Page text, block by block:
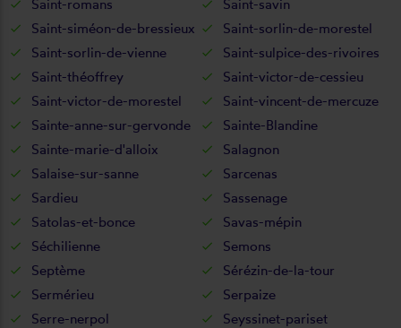
Saint-romans
Saint-savin
Saint-siméon-de-bressieux
Saint-sorlin-de-morestel
Saint-sorlin-de-vienne
Saint-sulpice-des-rivoires
Saint-théoffrey
Saint-victor-de-cessieu
Saint-victor-de-morestel
Saint-vincent-de-mercuze
Sainte-anne-sur-gervonde
Sainte-Blandine
Sainte-marie-d'alloix
Salagnon
Salaise-sur-sanne
Sarcenas
Sardieu
Sassenage
Satolas-et-bonce
Savas-mépin
Séchilienne
Semons
Septème
Sérézin-de-la-tour
Sermérieu
Serpaize
Serre-nerpol
Seyssinet-pariset